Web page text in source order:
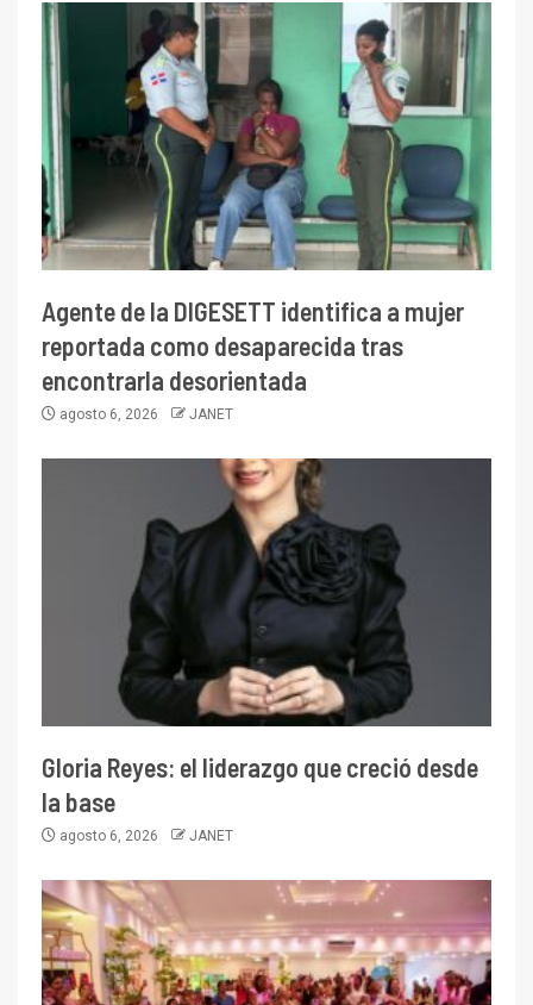
Agente de la DIGESETT identifica a mujer
reportada como desaparecida tras
encontrarla desorientada
agosto 6, 2026 JANET
Gloria Reyes: el liderazgo que creció desde
la base
agosto 6, 2026 JANET